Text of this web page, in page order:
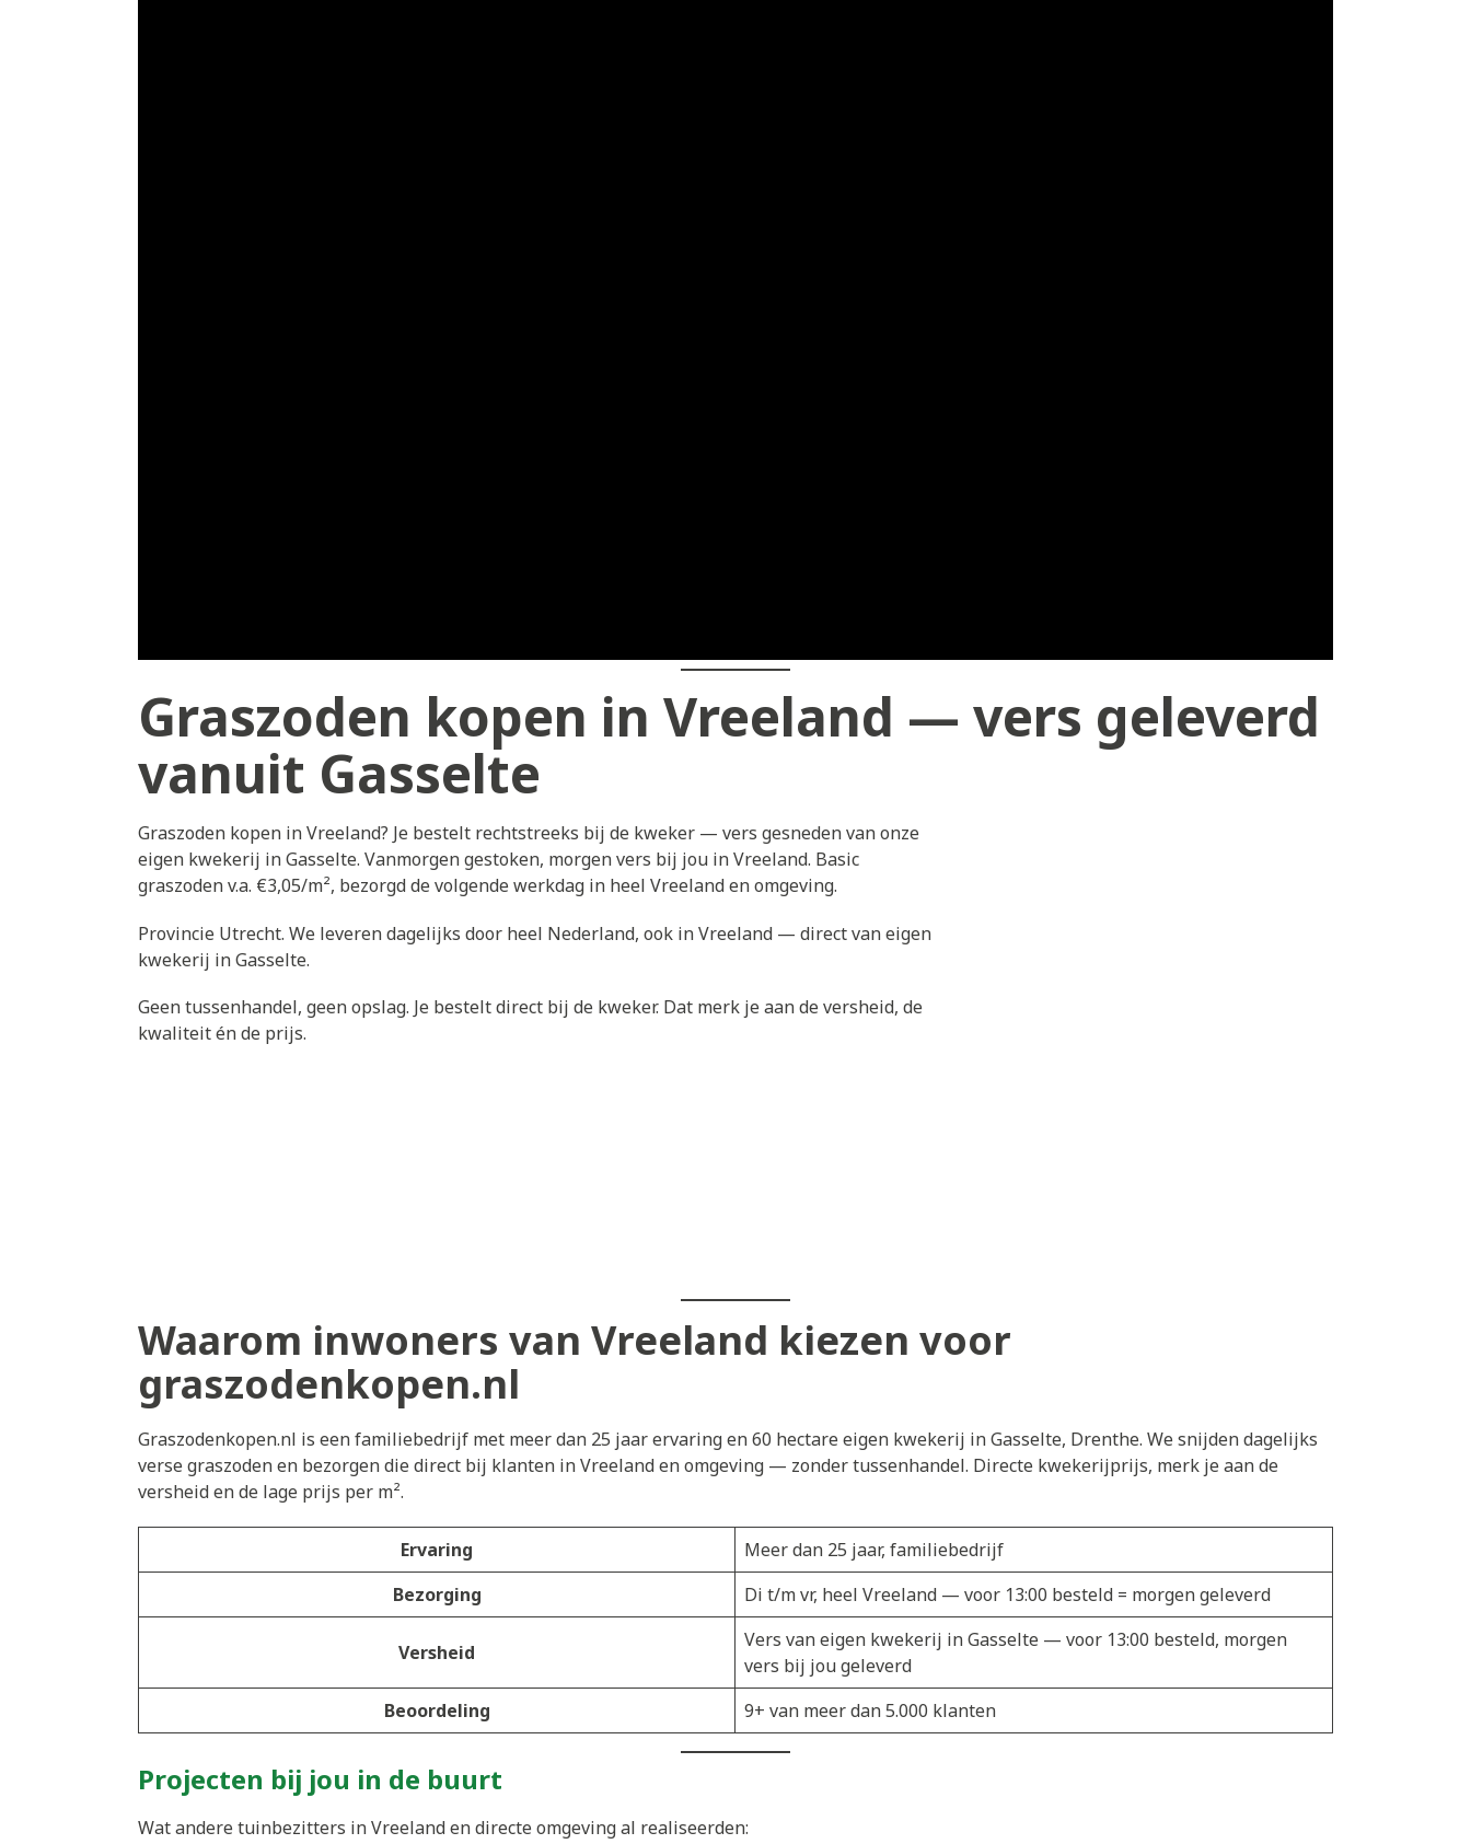
Graszoden kopen in Vreeland — vers geleverd
vanuit Gasselte
Graszoden kopen in Vreeland? Je bestelt rechtstreeks bij de kweker — vers gesneden van onze
eigen kwekerij in Gasselte. Vanmorgen gestoken, morgen vers bij jou in Vreeland. Basic
graszoden v.a. €3,05/m², bezorgd de volgende werkdag in heel Vreeland en omgeving.
Provincie Utrecht. We leveren dagelijks door heel Nederland, ook in Vreeland — direct van eigen
kwekerij in Gasselte.
Geen tussenhandel, geen opslag. Je bestelt direct bij de kweker. Dat merk je aan de versheid, de
kwaliteit én de prijs.
Waarom inwoners van Vreeland kiezen voor
graszodenkopen.nl
Graszodenkopen.nl is een familiebedrijf met meer dan 25 jaar ervaring en 60 hectare eigen kwekerij in Gasselte, Drenthe. We snijden dagelijks
verse graszoden en bezorgen die direct bij klanten in Vreeland en omgeving — zonder tussenhandel. Directe kwekerijprijs, merk je aan de
versheid en de lage prijs per m².
Ervaring
Meer dan 25 jaar, familiebedrijf
Bezorging
Di t/m vr, heel Vreeland — voor 13:00 besteld = morgen geleverd
Versheid
Vers van eigen kwekerij in Gasselte — voor 13:00 besteld, morgen
vers bij jou geleverd
Beoordeling
9+ van meer dan 5.000 klanten
Projecten bij jou in de buurt
Wat andere tuinbezitters in Vreeland en directe omgeving al realiseerden: